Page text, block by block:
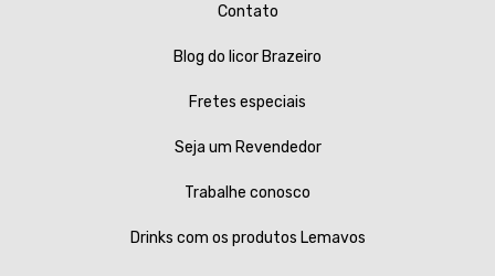
Contato
Blog do licor Brazeiro
Fretes especiais
Seja um Revendedor
Trabalhe conosco
Drinks com os produtos Lemavos